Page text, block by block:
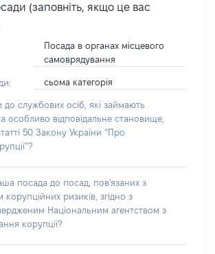
(заповніть, якщо це вас
Посада в органах місцевого
самоврядування
сьома категорія
службових осіб, які займають
особливо відповідальне становище,
50 Закону України “Про
посада до посад, пов'язаних з
ризиків, згідно з
Національним агентством з
корупції?